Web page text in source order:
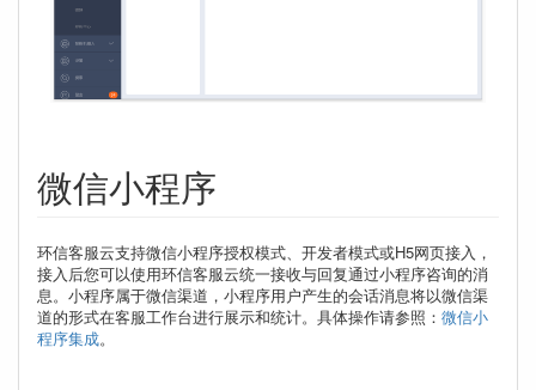
微信小程序
环信客服云支持微信小程序授权模式、开发者模式或H5网页接入，
接入后您可以使用环信客服云统一接收与回复通过小程序咨询的消
息。小程序属于微信渠道，小程序用户产生的会话消息将以微信渠
道的形式在客服工作台进行展示和统计。具体操作请参照： 微信小
程序集成。